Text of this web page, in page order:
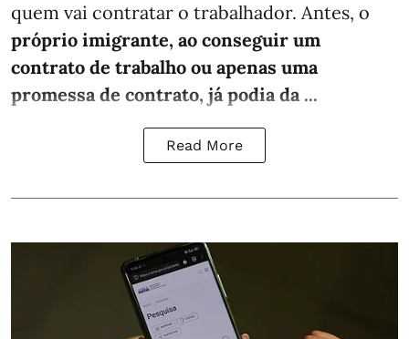
quem vai contratar o trabalhador. Antes, o
próprio imigrante, ao conseguir um
contrato de trabalho ou apenas uma
promessa de contrato, já podia da ...
Read More